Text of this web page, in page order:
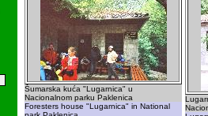
Šumarska kuća "Lugarnica" u
Nacionalnom parku Paklenica
Foresters house "Lugarnica" in National